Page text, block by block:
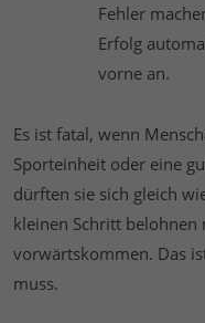
Fehler
Erfolg
vorne an.
Es ist fatal, wenn
Sporteinheit oder eine
dürften sie sich gleich
kleinen Schritt
vorwärtskommen. Das
muss.